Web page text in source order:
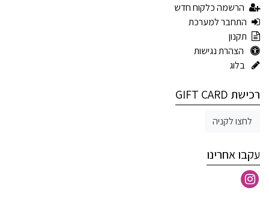
הרשמה כלקוח חדש
התחבר למערכת
תקנון
הצהרת נגישות
בלוג
רכישת GIFT CARD
לחצו לקניה
עקבו אחרינו